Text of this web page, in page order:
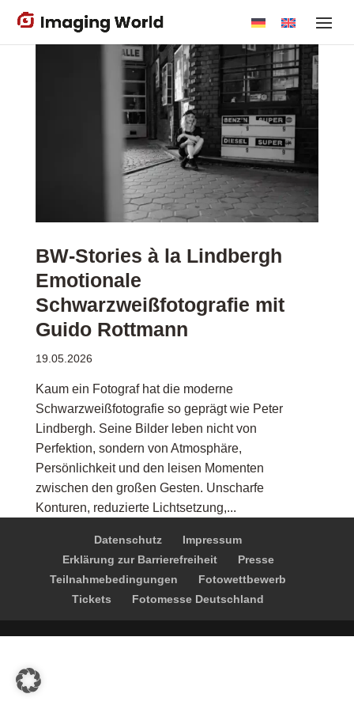
Skip
BW-Stories à la Lindbergh
Emotionale
Schwarzweißfotografie mit
Guido Rottmann
19.05.2026
Kaum ein Fotograf hat die moderne
Schwarzweißfotografie so geprägt wie Peter
Lindbergh. Seine Bilder leben nicht von
Perfektion, sondern von Atmosphäre,
Persönlichkeit und den leisen Momenten
zwischen den großen Gesten. Unscharfe
Konturen, reduzierte Lichtsetzung,...
Datenschutz
Impressum
Erklärung zur Barrierefreiheit
Presse
Teilnahmebedingungen
Fotowettbewerb
Tickets
Fotomesse Deutschland